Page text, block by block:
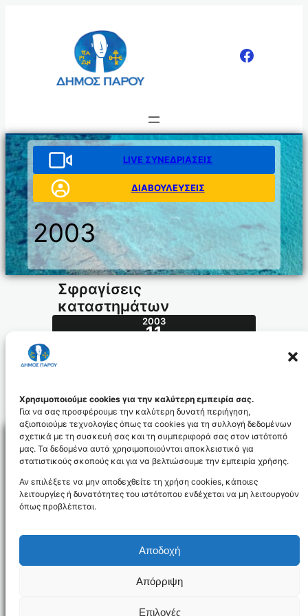
Χρησιμοποιούμε cookies για την καλύτερη εμπειρία σας.
Για να σας προσφέρουμε την καλύτερη δυνατή περιήγηση,
αξιοποιούμε τεχνολογίες όπως τα cookies για τη συλλογή δεδομένων
σχετικά με τη συσκευή σας και τη συμπεριφορά σας στον ιστότοπό
μας. Τα δεδομένα αυτά χρησιμοποιούνται αποκλειστικά για
στατιστικούς σκοπούς και για να βελτιώσουμε την εμπειρία χρήσης.
Αν επιλέξετε να μην αποδεχθείτε τη χρήση cookies, κάποιες
λειτουργίες ή δυνατότητες του ιστότοπου ενδέχεται να μη λειτουργούν
όπως προβλέπεται.
Αποδοχή
Απόρριψη
Επιλογές
LIVE ΣΥΝΕΔΡΙΑΣΕΙΣ
ΔΙΑΒΟΥΛΕΥΣΕΙΣ
2003
Σφραγίσεις
καταστημάτων
2003
11
248.2003_id819
NEWSLETTER
Δήλωση Προσβασιμότητας
Δήμος Πάρου